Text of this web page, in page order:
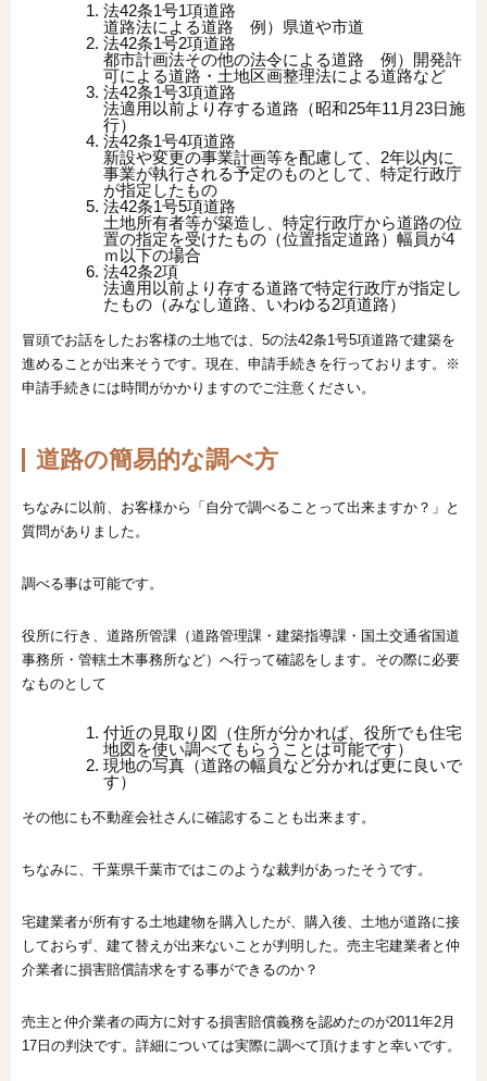
法42条1号1項道路
道路法による道路 例）県道や市道
法42条1号2項道路
都市計画法その他の法令による道路 例）開発許
可による道路・土地区画整理法による道路など
法42条1号3項道路
法適用以前より存する道路（昭和25年11月23日施
行）
法42条1号4項道路
新設や変更の事業計画等を配慮して、2年以内に
事業が執行される予定のものとして、特定行政庁
が指定したもの
法42条1号5項道路
土地所有者等が築造し、特定行政庁から道路の位
置の指定を受けたもの（位置指定道路）幅員が4
ｍ以下の場合
法42条2項
法適用以前より存する道路で特定行政庁が指定し
たもの（みなし道路、いわゆる2項道路）
冒頭でお話をしたお客様の土地では、5の法42条1号5項道路で建築を
進めることが出来そうです。現在、申請手続きを行っております。※
申請手続きには時間がかかりますのでご注意ください。
道路の簡易的な調べ方
ちなみに以前、お客様から「自分で調べることって出来ますか？」と
質問がありました。
調べる事は可能です。
役所に行き、道路所管課（道路管理課・建築指導課・国土交通省国道
事務所・管轄土木事務所など）へ行って確認をします。その際に必要
なものとして
付近の見取り図（住所が分かれば、役所でも住宅
地図を使い調べてもらうことは可能です）
現地の写真（道路の幅員など分かれば更に良いで
す）
その他にも不動産会社さんに確認することも出来ます。
ちなみに、千葉県千葉市ではこのような裁判があったそうです。
宅建業者が所有する土地建物を購入したが、購入後、土地が道路に接
しておらず、建て替えが出来ないことが判明した。売主宅建業者と仲
介業者に損害賠償請求をする事ができるのか？
売主と仲介業者の両方に対する損害賠償義務を認めたのが2011年2月
17日の判決です。詳細については実際に調べて頂けますと幸いです。